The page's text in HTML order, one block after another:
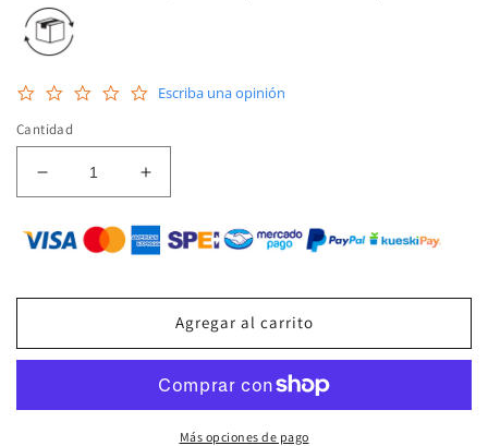
0.0
Escriba una opinión
Cantidad
Reducir
cantidad
para
LK-
KIT
URVAN
08/12
Aumentar
cantidad
para
LK-
KIT
URVAN
2.5L
08/12
NISSAN
Agregar al carrito
Más opciones de pago